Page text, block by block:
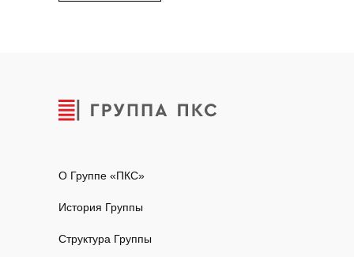
Структура Группы
История Группы
О Группе «ПКС»